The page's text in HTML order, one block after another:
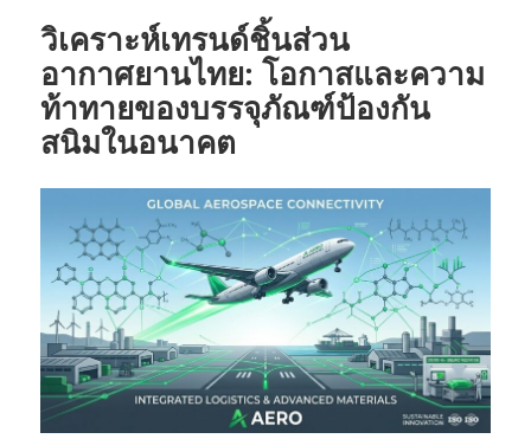
วิเคราะห์เทรนด์ชิ้นส่วน
อากาศยานไทย: โอกาสและความ
ท้าทายของบรรจุภัณฑ์ป้องกัน
สนิมในอนาคต